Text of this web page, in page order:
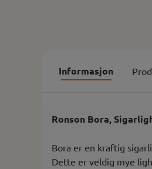
Informasjon
Ronson Bora,
Bora er en kraftig
Dette er veldig mye